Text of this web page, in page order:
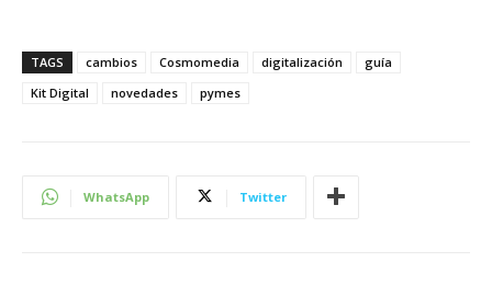
TAGS cambios Cosmomedia digitalización
guía
Kit Digital
novedades pymes
WhatsApp Twitter